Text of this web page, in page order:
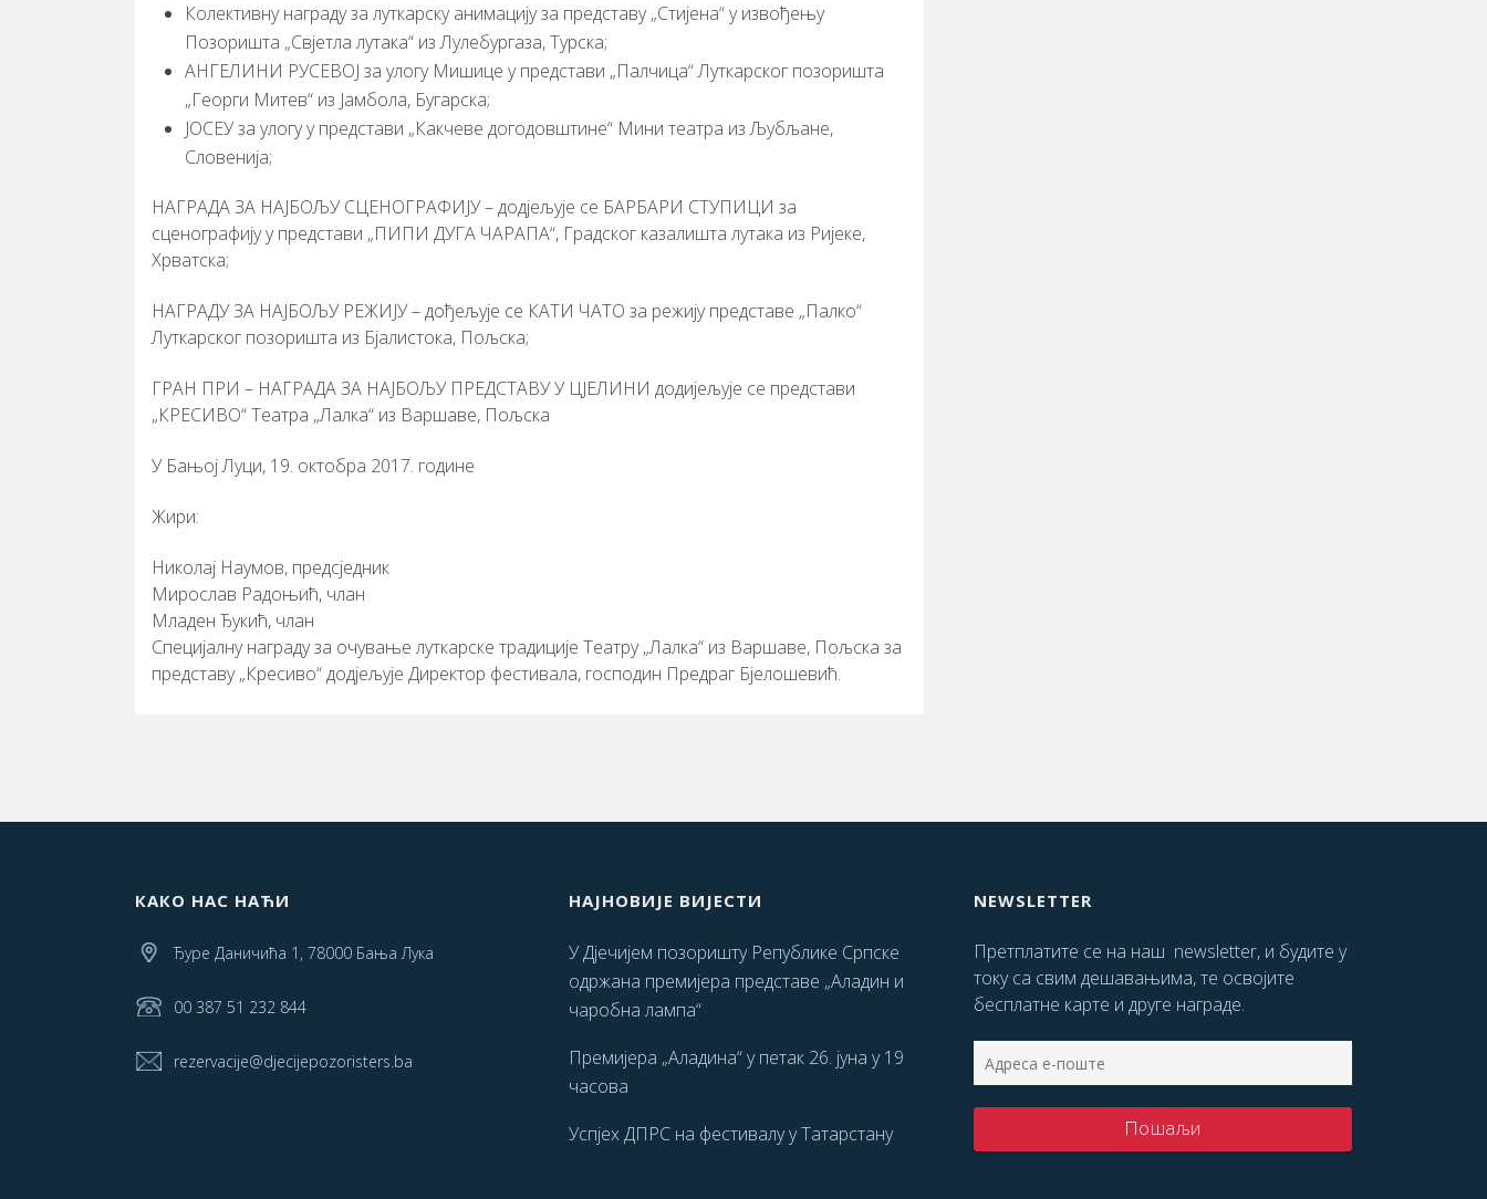
Колективну награду за луткарску анимацију за представу „Стијена“ у извођењу
Позоришта „Свјетла лутака“ из Лулебургаза, Турска;
АНГЕЛИНИ РУСЕВОЈ за улогу Мишице у представи „Палчица“ Луткарског позоришта
„Георги Митев“ из Јамбола, Бугарска;
ЈОСЕУ за улогу у представи „Какчеве догодовштине“ Мини театра из Љубљане,
Словенија;
НАГРАДА ЗА НАЈБОЉУ СЦЕНОГРАФИЈУ – додјељује се БАРБАРИ СТУПИЦИ за
сценографију у представи „ПИПИ ДУГА ЧАРАПА“, Градског казалишта лутака из Ријеке,
Хрватска;
НАГРАДУ ЗА НАЈБОЉУ РЕЖИЈУ – дођељује се КАТИ ЧАТО за режију представе „Палко“
Луткарског позоришта из Бјалистока, Пољска;
ГРАН ПРИ – НАГРАДА ЗА НАЈБОЉУ ПРЕДСТАВУ У ЦЈЕЛИНИ додијељује се представи
„КРЕСИВО“ Театра „Лалка“ из Варшаве, Пољска
У Бањој Луци, 19. октобра 2017. године
Жири:
Николај Наумов, предсједник
Мирослав Радоњић, члан
Младен Ђукић, члан
Специјалну награду за очување луткарске традиције Театру „Лалка“ из Варшаве, Пољска за
представу „Кресиво“ додјељује Директор фестивала, господин Предраг Бјелошевић.
КАКО НАС НАЋИ
Ђуре Даничића 1, 78000 Бања Лука
00 387 51 232 844
rezervacije@djecijepozoristers.ba
НАЈНОВИЈЕ ВИЈЕСТИ
У Дјечијем позоришту Републике Српске
одржана премијера представе „Аладин и
чаробна лампа“
Премијера „Аладина“ у петак 26. јуна у 19
часова
Успјех ДПРС на фестивалу у Татарстану
NEWSLETTER
Претплатите се на наш newsletter, и будите у
току са свим дешавањима, те освојите
бесплатне карте и друге награде.